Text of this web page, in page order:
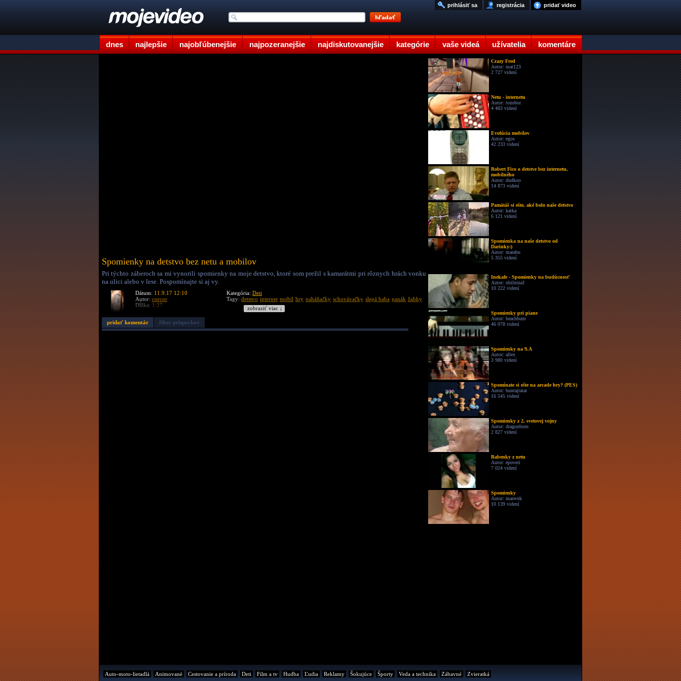
dnes najlepšie najobľúbenejšie najpozeranejšie najdiskutovanejšie kategórie vaše videá užívatelia komentáre
pridať video
registrácia
prihlásiť sa
Spomienky na detstvo bez netu a mobilov
Pri týchto záberoch sa mi vynorili spomienky na moje detstvo, ktoré som prežil s kamarátmi pri rôznych hrách vonku
na ulici alebo v lese. Pospomínajte si aj vy.
Dátum: 11.9.17 12:10
Autor: corcor
Dĺžka: 1:27
Kategória: Deti
Tagy: detstvo internet mobil hry naháňačky schovávačky slepá baba panák žabky
zobraziť viac ↓
pridať komentár filter príspevkov
Crazy Fred
Autor: mat123
2 727 videní
Netu - internetu
Autor: tozobor
4 483 videní
Evolúcia mobilov
Autor: egos
42 233 videní
Robert Fico o detstve bez internetu,
mobilného
Autor: dudkoo
14 873 videní
Pamätáš si ešte, aké bolo naše detstvo
Autor: katka
6 121 videní
Spomienka na naše detstvo od
Darinky:)
Autor: marabu
5 355 videní
Inekafe - Spomienky na budúcnosť
Autor: obilnina1
10 222 videní
Spomienky pri piane
Autor: beachbum
46 078 videní
Spomienky na 9.A
Autor: allex
3 980 videní
Spomínate si ešte na arcade hry? (PES)
Autor: buntajtatar
16 545 videní
Spomienky z 2. svetovej vojny
Autor: dragonborn
2 827 videní
Babenky z netu
Autor: epoveri
7 024 videní
Spomienky
Autor: marecek
10 139 videní
Auto-moto-lietadlá Animované Cestovanie a príroda Deti Film a tv Hudba Ľudia Reklamy Šokujúce Športy Veda a technika Zábavné Zvieratká